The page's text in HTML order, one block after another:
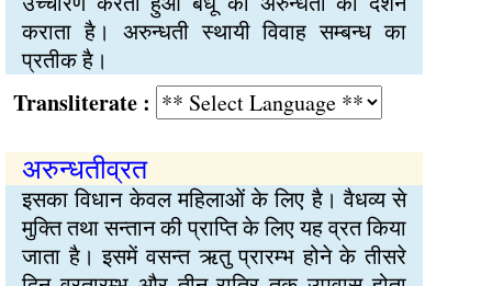
कराता है। अरुन्धती स्थायी विवाह सम्बन्ध का
प्रतीक है।
:
अरुन्धतीव्रत
इसका विधान केवल महिलाओं के लिए है। वैधव्य से
मुक्ति तथा सन्तान की प्राप्ति के लिए यह व्रत किया
जाता है। इसमें वसन्त ऋतु प्रारम्भ होने के तीसरे